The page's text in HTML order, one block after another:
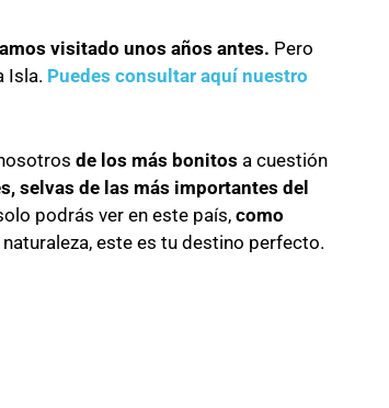
visitado unos años antes. Pero
Isla. Puedes consultar aquí nuestro
de los más bonitos a cuestión
selvas de las más importantes del
podrás ver en este país,como
este es tu destino perfecto.